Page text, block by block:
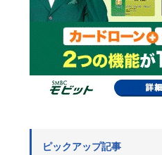
ピックアップ記事